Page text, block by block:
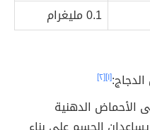
0.1 مليغرام
[١] [٢]
الأحماض الدهنية